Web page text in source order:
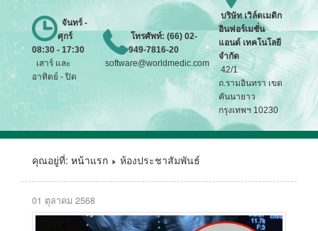
จันทร์ -
ศุกร์
08:30 - 17:30
เสาร์ และ
อาทิตย์ - ปิด
โทรศัพท์: (66) 02-
949-7816-20
software@worldmedic.com
บริษัทเวิล์ดเมดิก
อินฟอร์เมชั่น
แอนด์ เทคโนโลยี
จำกัด
42/1
ถ.รามอินทรา เขต
คันนายาว
กรุงเทพฯ 10230
คุณอยู่ที่: หน้าแรก ห้องประชาสัมพันธ์
01 ตุลาคม 2568